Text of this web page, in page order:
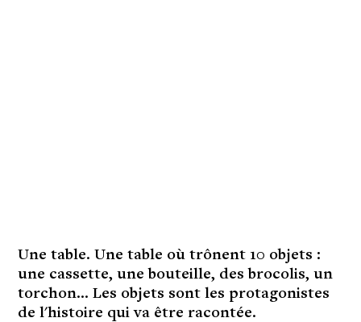
Une table. Une table où trônent 10 objets :
une cassette, une bouteille, des brocolis, un
torchon... Les objets sont les protagonistes
de l'histoire qui va être racontée.